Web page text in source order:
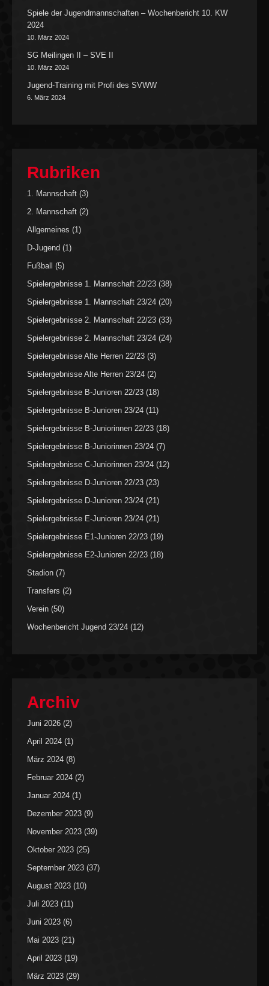
Spiele der Jugendmannschaften – Wochenbericht 10. KW
2024
10. März 2024
SG Meilingen II – SVE II
10. März 2024
Jugend-Training mit Profi des SVWW
6. März 2024
Rubriken
1. Mannschaft (3)
2. Mannschaft (2)
Allgemeines (1)
D-Jugend (1)
Fußball (5)
Spielergebnisse 1. Mannschaft 22/23 (38)
Spielergebnisse 1. Mannschaft 23/24 (20)
Spielergebnisse 2. Mannschaft 22/23 (33)
Spielergebnisse 2. Mannschaft 23/24 (24)
Spielergebnisse Alte Herren 22/23 (3)
Spielergebnisse Alte Herren 23/24 (2)
Spielergebnisse B-Junioren 22/23 (18)
Spielergebnisse B-Junioren 23/24 (11)
Spielergebnisse B-Juniorinnen 22/23 (18)
Spielergebnisse B-Juniorinnen 23/24 (7)
Spielergebnisse C-Juniorinnen 23/24 (12)
Spielergebnisse D-Junioren 22/23 (23)
Spielergebnisse D-Junioren 23/24 (21)
Spielergebnisse E-Junioren 23/24 (21)
Spielergebnisse E1-Junioren 22/23 (19)
Spielergebnisse E2-Junioren 22/23 (18)
Stadion (7)
Transfers (2)
Verein (50)
Wochenbericht Jugend 23/24 (12)
Archiv
Juni 2026 (2)
April 2024 (1)
März 2024 (8)
Februar 2024 (2)
Januar 2024 (1)
Dezember 2023 (9)
November 2023 (39)
Oktober 2023 (25)
September 2023 (37)
August 2023 (10)
Juli 2023 (11)
Juni 2023 (6)
Mai 2023 (21)
April 2023 (19)
März 2023 (29)